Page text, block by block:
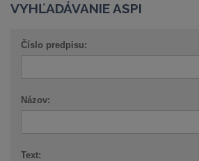
VYHĽADÁVANIE ASPI
Číslo predpisu:
Názov:
Text: